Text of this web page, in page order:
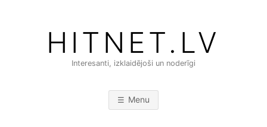
HITNET.LV
Interesanti, izklaidējoši un noderīgi
Menu